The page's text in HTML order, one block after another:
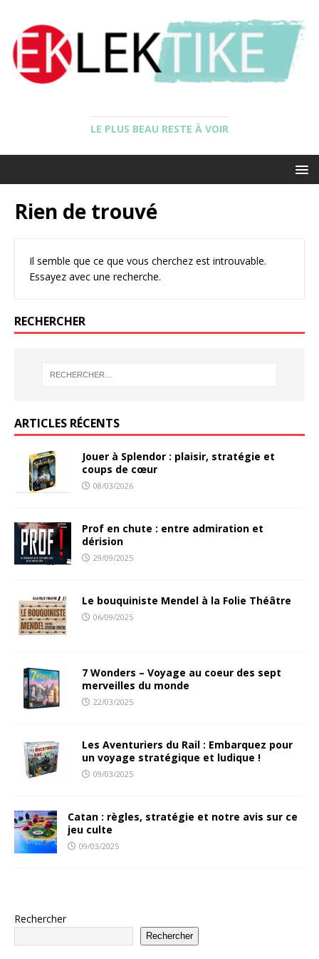
LE PLUS BEAU RESTE À VOIR
Rien de trouvé
Il semble que ce que vous cherchez est introuvable.
Essayez avec une recherche.
RECHERCHER
ARTICLES RÉCENTS
Jouer à Splendor : plaisir, stratégie et
coups de cœur
08/03/2026
Prof en chute : entre admiration et
dérision
29/09/2025
Le bouquiniste Mendel à la Folie Théâtre
06/09/2025
7 Wonders – Voyage au coeur des sept
merveilles du monde
22/03/2025
Les Aventuriers du Rail : Embarquez pour
un voyage stratégique et ludique !
09/03/2025
Catan : règles, stratégie et notre avis sur ce
jeu culte
09/03/2025
Rechercher
Rechercher